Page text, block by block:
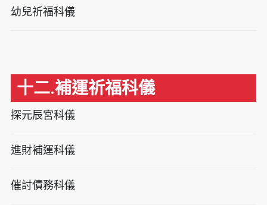
幼兒祈福科儀
十二.補運祈福科儀
探元辰宮科儀
進財補運科儀
催討債務科儀